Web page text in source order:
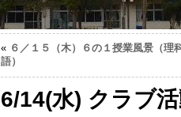
« ６／１５（木）６の１授業風景（理
語）
6/14(水) クラブ